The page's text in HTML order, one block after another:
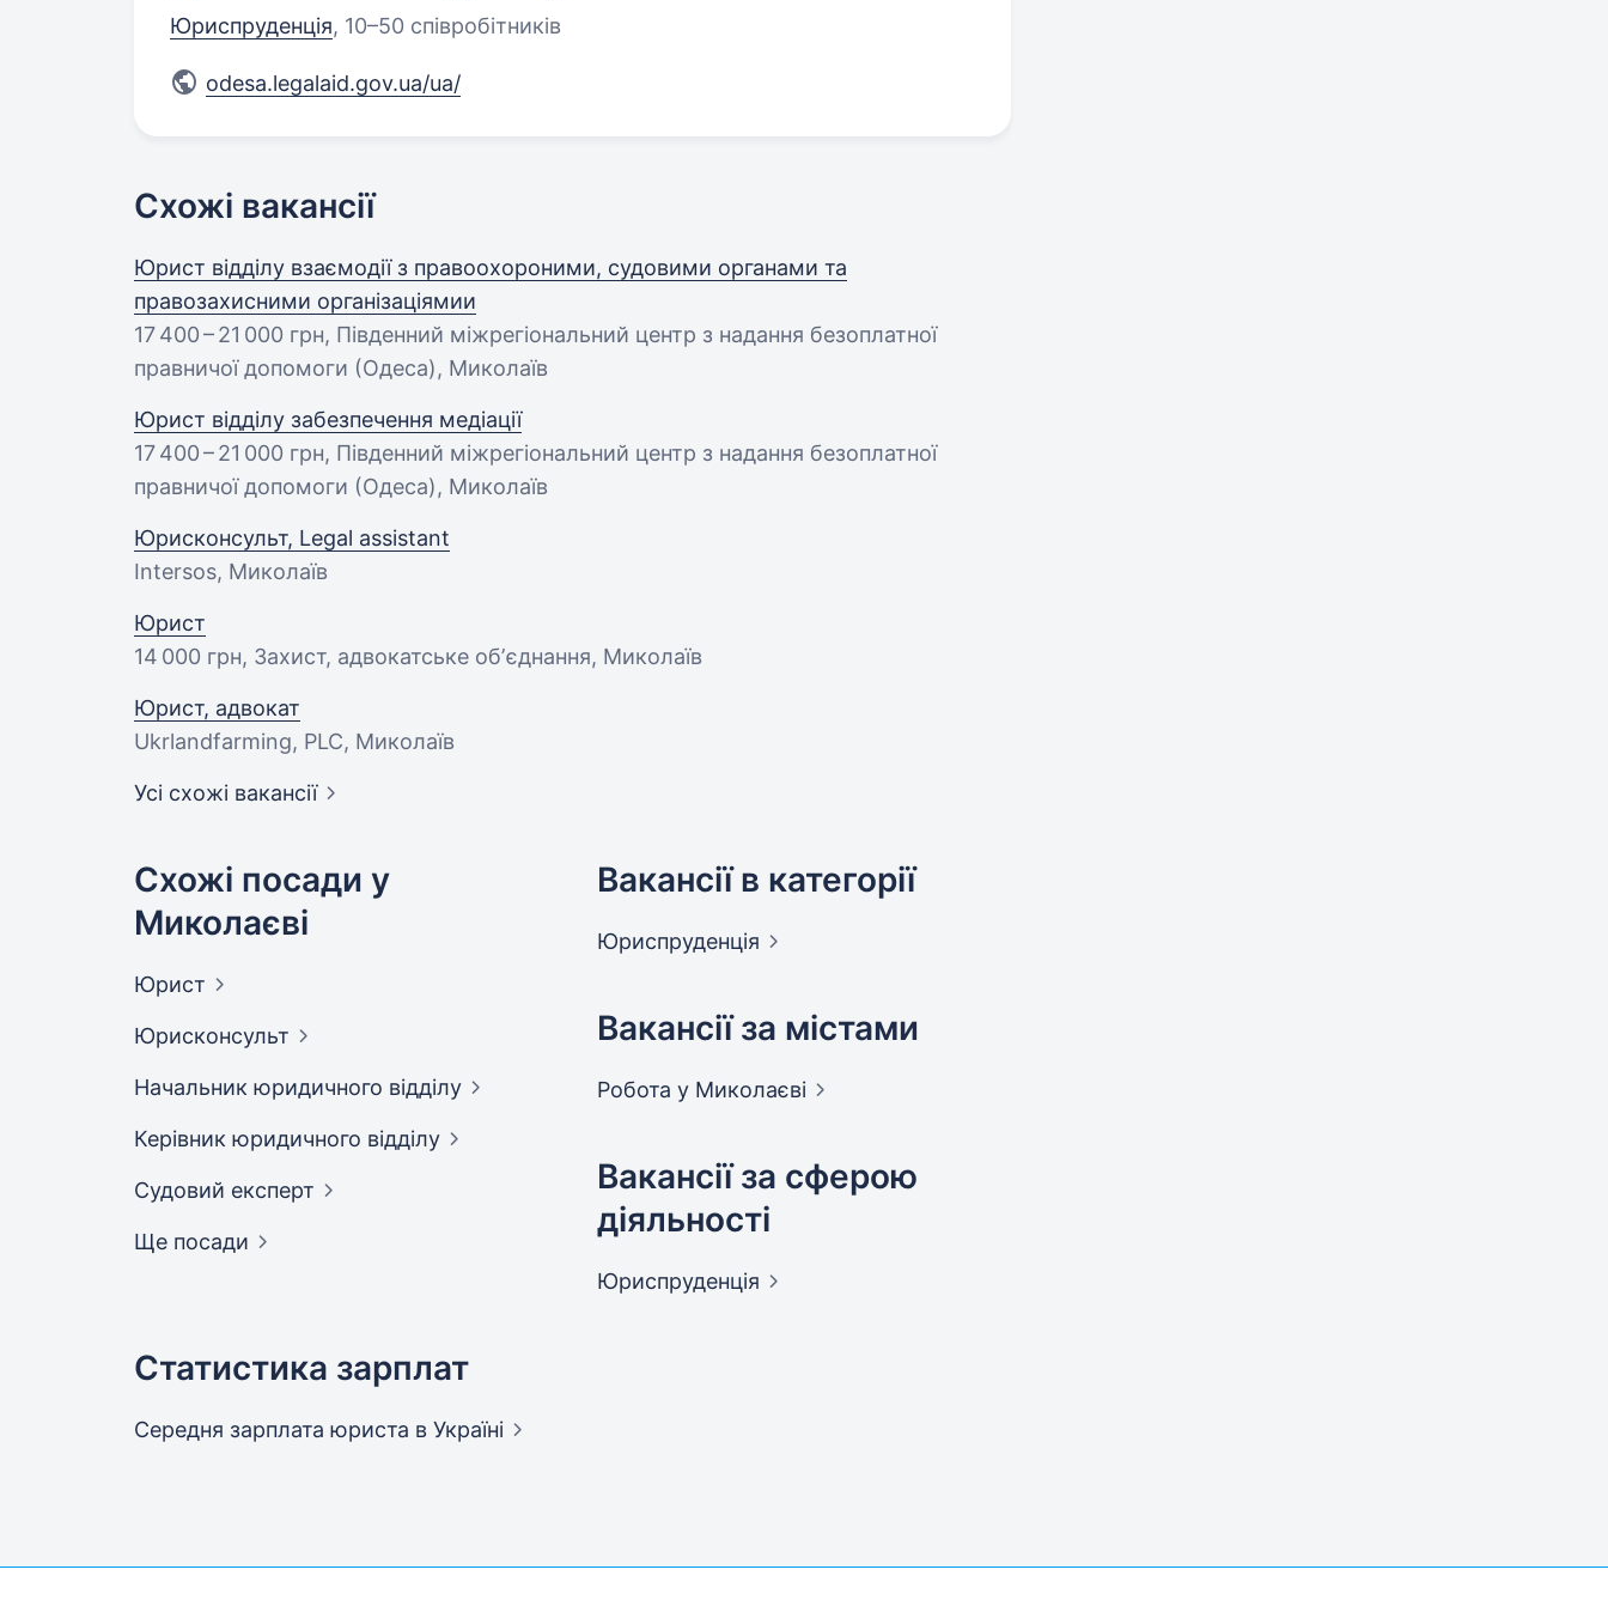
Юриспруденція, 10–50 співробітників
odesa.legalaid.gov.ua/ua/
Схожі вакансії
Юрист відділу взаємодії з правоохороними, судовими органами та
правозахисними організаціямии
17 400 – 21 000 грн, Південний міжрегіональний центр з надання безоплатної
правничої допомоги (Одеса), Миколаїв
Юрист відділу забезпечення медіації
17 400 – 21 000 грн, Південний міжрегіональний центр з надання безоплатної
правничої допомоги (Одеса), Миколаїв
Юрисконсульт, Legal assistant
Intersos, Миколаїв
Юрист
14 000 грн, Захист, адвокатське обʼєднання, Миколаїв
Юрист, адвокат
Ukrlandfarming, PLC, Миколаїв
Усі схожі вакансії
Схожі посади у
Миколаєві
Юрист
Юрисконсульт
Начальник юридичного відділу
Керівник юридичного відділу
Судовий експерт
Ще посади
Вакансії в категорії
Юриспруденція
Вакансії за містами
Робота у Миколаєві
Вакансії за сферою
діяльності
Юриспруденція
Статистика зарплат
Середня зарплата юриста в Україні